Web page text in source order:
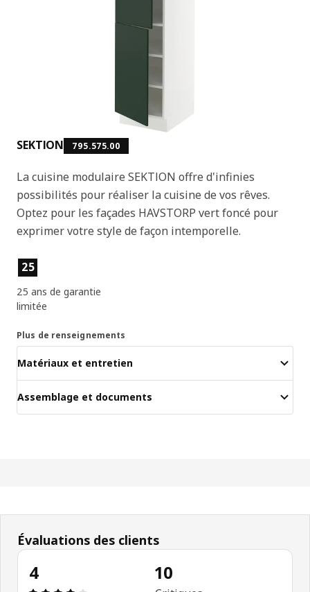
SEKTION 795.575.00
La cuisine modulaire SEKTION offre d'infinies
possibilités pour réaliser la cuisine de vos rêves.
Optez pour les façades HAVSTORP vert foncé pour
exprimer votre style de façon intemporelle.
Caractéristiques principales
25
25 ans de garantie
limitée
Plus de renseignements
Matériaux et entretien
Assemblage et documents
Évaluations des clients
4 10